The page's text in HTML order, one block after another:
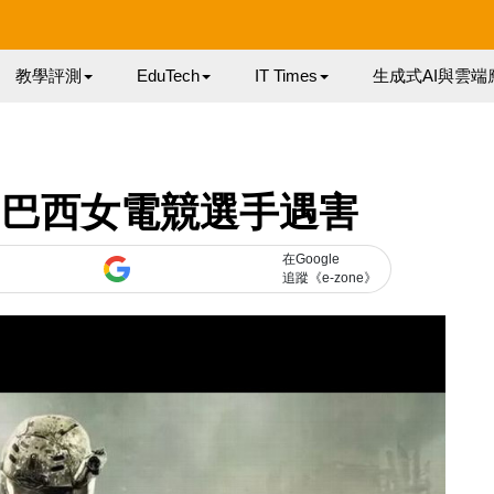
教學評測 EduTech IT Times 生成式AI與雲端
西女電競選手遇害
在Google
追蹤《e-zone》